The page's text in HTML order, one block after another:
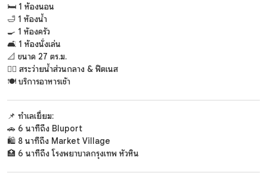
🛏️ 1 ห้องนอน
🛁 1 ห้องน้ำ
🍳 1 ห้องครัว
🛋️ 1 ห้องนั่งเล่น
📐 ขนาด 27 ตร.ม.
🏊‍♀️ สระว่ายน้ำส่วนกลาง & ฟิตเนส
🍽️ บริการอาหารเช้า
📌 ทำเลเยี่ยม:
🚗 6 นาทีถึง Bluport
🛍️ 8 นาทีถึง Market Village
🏥 6 นาทีถึง โรงพยาบาลกรุงเทพ หัวหิน